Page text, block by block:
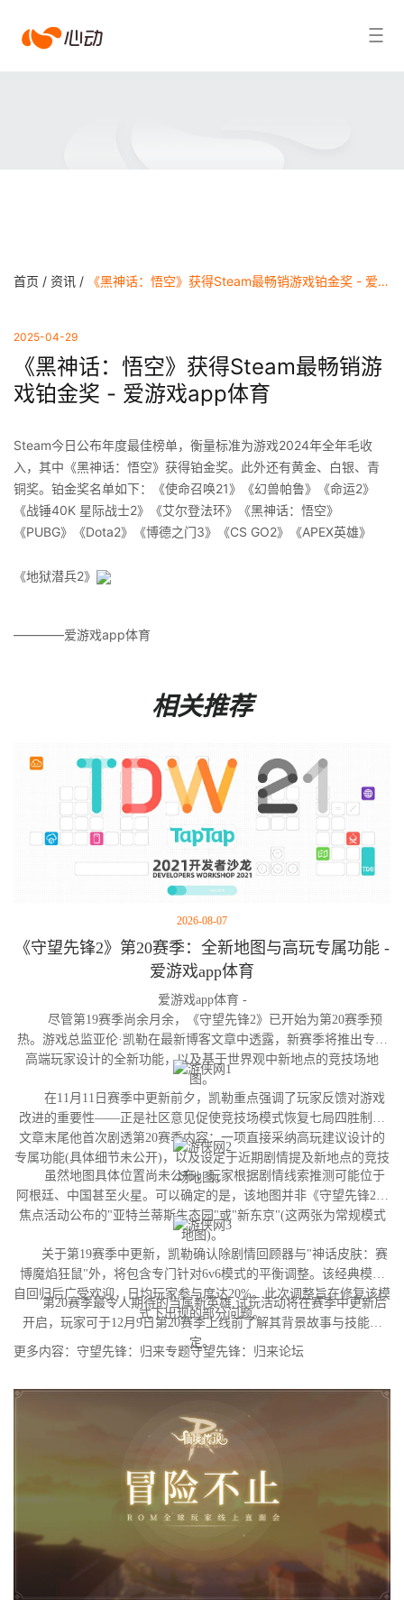
爱搜索结果
首页 / 资讯 / 《黑神话：悟空》获得Steam最畅销游戏铂金奖 - 爱游戏app体育
2025-04-29
《黑神话：悟空》获得Steam最畅销游
戏铂金奖 - 爱游戏app体育
Steam今日公布年度最佳榜单，衡量标准为游戏2024年全年毛收
入，其中《黑神话：悟空》获得铂金奖。此外还有黄金、白银、青
铜奖。铂金奖名单如下：《使命召唤21》《幻兽帕鲁》《命运2》
《战锤40K 星际战士2》《艾尔登法环》《黑神话：悟空》
《PUBG》《Dota2》《博德之门3》《CS GO2》《APEX英雄》
《地狱潜兵2》
————爱游戏app体育
相关推荐
2026-08-07
《守望先锋2》第20赛季：全新地图与高玩专属功能 -
爱游戏app体育
爱游戏app体育 -
尽管第19赛季尚余月余，《守望先锋2》已开始为第20赛季预
热。游戏总监亚伦·凯勒在最新博客文章中透露，新赛季将推出专为
高端玩家设计的全新功能，以及基于世界观中新地点的竞技场地
图。
在11月11日赛季中更新前夕，凯勒重点强调了玩家反馈对游戏
改进的重要性——正是社区意见促使竞技场模式恢复七局四胜制。
文章末尾他首次剧透第20赛季内容：一项直接采纳高玩建议设计的
专属功能(具体细节未公开)，以及设定于近期剧情提及新地点的竞技
场地图。
虽然地图具体位置尚未公布，玩家根据剧情线索推测可能位于
阿根廷、中国甚至火星。可以确定的是，该地图并非《守望先锋2》
焦点活动公布的"亚特兰蒂斯生态园"或"新东京"(这两张为常规模式
地图)。
关于第19赛季中更新，凯勒确认除剧情回顾器与"神话皮肤：赛
博魔焰狂鼠"外，将包含专门针对6v6模式的平衡调整。该经典模式
自回归后广受欢迎，日均玩家参与度达20%。此次调整旨在修复该模
式下出现的部分问题。
第20赛季最令人期待的当属新英雄,试玩活动将在赛季中更新后
开启，玩家可于12月9日第20赛季上线前了解其背景故事与技能设
定。
更多内容：守望先锋：归来专题守望先锋：归来论坛